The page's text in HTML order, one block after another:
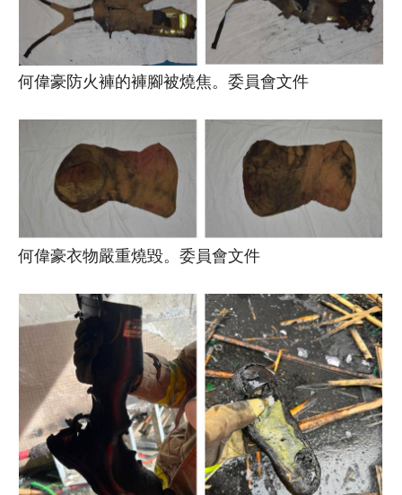
何偉豪防火褲的褲腳被燒焦。委員會文件
何偉豪衣物嚴重燒毀。委員會文件